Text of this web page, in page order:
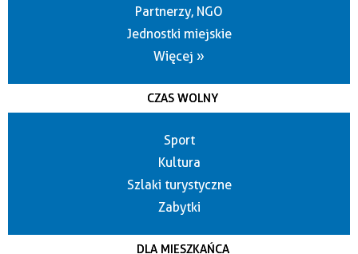
Partnerzy, NGO
Jednostki miejskie
Więcej »
CZAS WOLNY
Sport
Kultura
Szlaki turystyczne
Zabytki
DLA MIESZKAŃCA